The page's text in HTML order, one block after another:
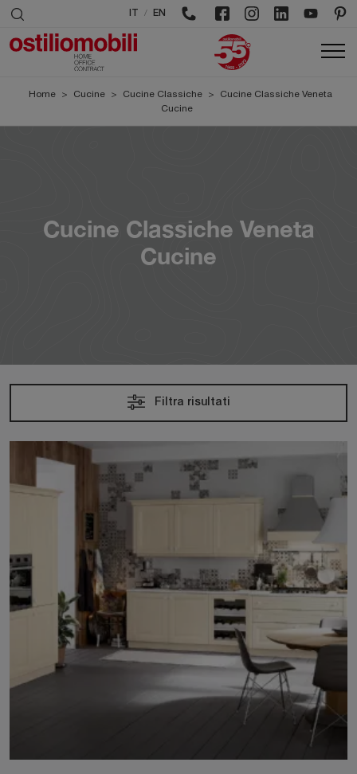
/ EN
Home > Cucine > Cucine Classiche >
Cucine Classiche Veneta
Cucine
Cucine Classiche Veneta
Cucine
Filtra risultati